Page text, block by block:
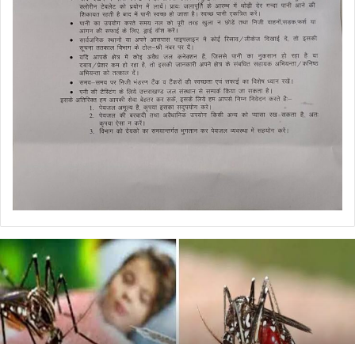
डेंगू
और
चिकनगुनिया
को
लेकर
स्वास्थ्य